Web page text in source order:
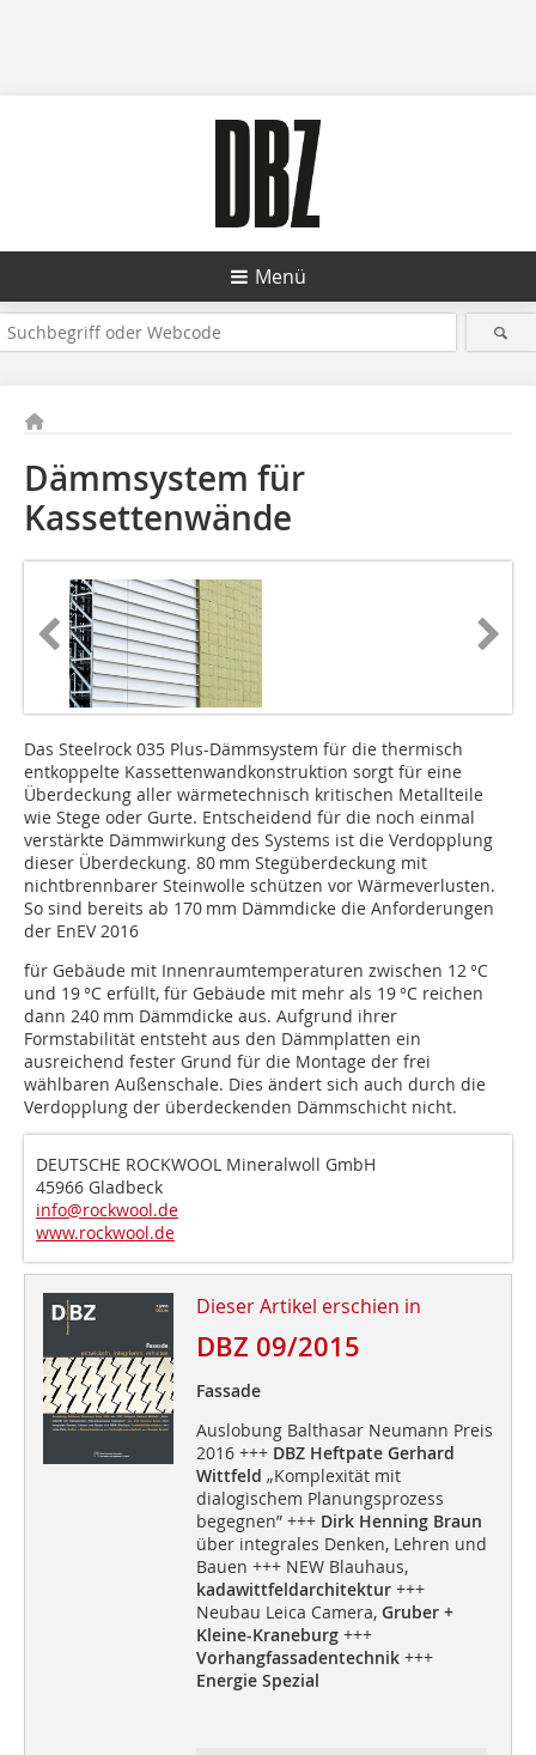
Menü
Dämmsystem für
Kassettenwände
Das Steelrock 035 Plus-Dämmsystem für die thermisch
entkoppelte Kassettenwandkonstruktion sorgt für eine
Überdeckung aller wärmetechnisch kritischen Metallteile
wie Stege oder Gurte. Entscheidend für die noch einmal
verstärkte Dämmwirkung des Systems ist die Verdopplung
dieser Überdeckung. 80 mm Stegüberdeckung mit
nichtbrennbarer Steinwolle schützen vor Wärmeverlusten.
So sind bereits ab 170 mm Dämmdicke die Anforderungen
der EnEV 2016
für Gebäude mit Innenraumtemperaturen zwischen 12 °C
und 19 °C erfüllt, für Gebäude mit mehr als 19 °C reichen
dann 240 mm Dämmdicke aus. Aufgrund ihrer
Formstabilität entsteht aus den Dämmplatten ein
ausreichend fester Grund für die Montage der frei
wählbaren Außenschale. Dies ändert sich auch durch die
Verdopplung der überdeckenden Dämmschicht nicht.
DEUTSCHE ROCKWOOL Mineralwoll GmbH
45966 Gladbeck
info@rockwool.de
www.rockwool.de
Dieser Artikel erschien in
DBZ 09/2015
Fassade
Auslobung Balthasar Neumann Preis
2016 +++ DBZ Heftpate Gerhard
Wittfeld „Komplexität mit
dialogischem Planungsprozess
begegnen” +++ Dirk Henning Braun
über integrales Denken, Lehren und
Bauen +++ NEW Blauhaus,
kadawittfeldarchitektur+++
Neubau Leica Camera, Gruber +
Kleine-Kraneburg +++
Vorhangfassadentechnik+++
Energie Spezial